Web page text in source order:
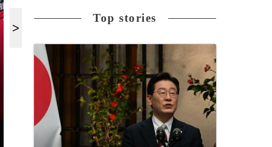
Top stories